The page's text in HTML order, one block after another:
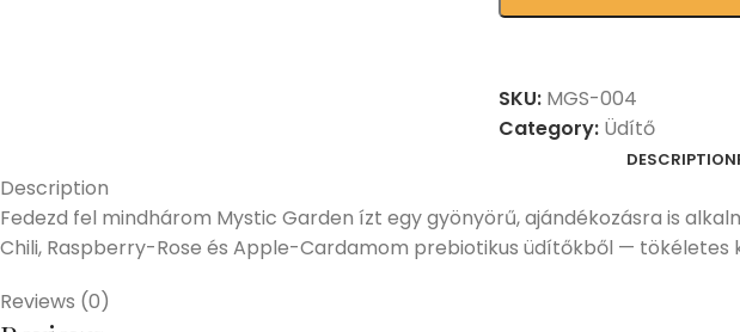
SKU: MGS-004
Category: Üdítő
DESCRIPTION
Description
Fedezd fel mindhárom Mystic Garden ízt egy gyönyörű, ajándékozásra is
Chili, Raspberry-Rose és Apple-Cardamom prebiotikus üdítőkből — tökéletes
Reviews (0)